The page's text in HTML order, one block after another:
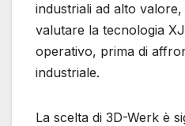
industriali ad alto
valutare la tecnologia
operativo, prima di
industriale.
La scelta di 3D-Werk è